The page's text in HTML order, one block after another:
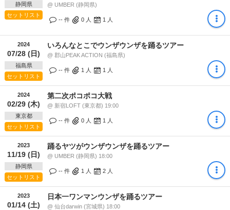
静岡県
セットリスト
@ UMBER (静岡県)
-- 件 0 人 1 人
2024
07/28 (日)
福島県
セットリスト
いろんなとこでウンザウンザを踊るツアー
@ 郡山PEAK ACTION (福島県)
-- 件 1 人 1 人
2024
02/29 (木)
東京都
セットリスト
第二次ポコポコ大戦
@ 新宿LOFT (東京都) 19:00
-- 件 0 人 1 人
2023
11/19 (日)
静岡県
セットリスト
踊るヤツがウンザウンザを踊るツアー
@ UMBER (静岡県) 18:00
-- 件 1 人 2 人
2023
01/14 (土)
日本一ワンマンウンザを踊るツアー
@ 仙台darwin (宮城県) 18:00